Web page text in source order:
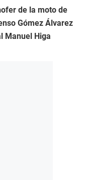
de la moto de
Gómez Álvarez
Manuel Higa